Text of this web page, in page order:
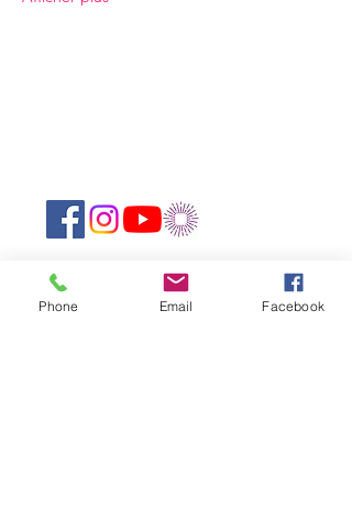
Abonnez-vous à notre newsletter !
Phone Email Facebook